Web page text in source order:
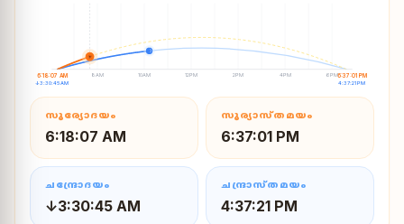
8AM 10AM 12PM 2PM 4PM 6PM
6:18:07 AM 6:37:01 PM
↓3:30:45 AM 4:37:21 PM
☀
☽
സൂര്യോദയം
6:18:07 AM
സൂര്യാസ്തമയം
6:37:01 PM
ചന്ദ്രോദയം
↓3:30:45 AM
ചന്ദ്രാസ്തമയം
4:37:21 PM